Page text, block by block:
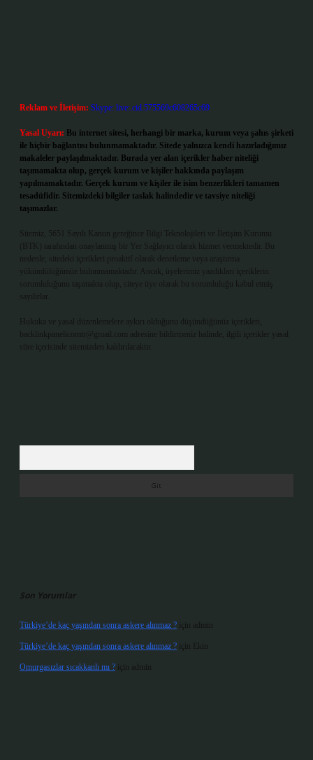
Reklam ve İletişim: Skype: live:.cid.575569c608265c69
Yasal Uyarı: Bu internet sitesi, herhangi bir marka, kurum veya şahıs şirketi
ile hiçbir bağlantısı bulunmamaktadır. Sitede yalnızca kendi hazırladığımız
makaleler paylaşılmaktadır. Burada yer alan içerikler haber niteliği
taşımamakta olup, gerçek kurum ve kişiler hakkında paylaşım
yapılmamaktadır. Gerçek kurum ve kişiler ile isim benzerlikleri tamamen
tesadüfidir. Sitemizdeki bilgiler taslak halindedir ve tavsiye niteliği
taşımazlar.
Sitemiz, 5651 Sayılı Kanun gereğince Bilgi Teknolojileri ve İletişim Kurumu
(BTK) tarafından onaylanmış bir Yer Sağlayıcı olarak hizmet vermektedir. Bu
nedenle, sitedeki içerikleri proaktif olarak denetleme veya araştırma
yükümlülüğümüz bulunmamaktadır. Ancak, üyelerimiz yazdıkları içeriklerin
sorumluluğunu taşımakta olup, siteye üye olarak bu sorumluluğu kabul etmiş
sayılırlar.
Hukuka ve yasal düzenlemelere aykırı olduğunu düşündüğünüz içerikleri,
backlinkpanelicomtr@gmail.com
adresine bildirmeniz halinde, ilgili içerikler yasal
süre içerisinde sitemizden kaldırılacaktır.
Son Yorumlar
Türkiye’de kaç yaşından sonra askere alınmaz ? için admin
Türkiye’de kaç yaşından sonra askere alınmaz ? için Ekin
Omurgasızlar sıcakkanlı mı ? için admin